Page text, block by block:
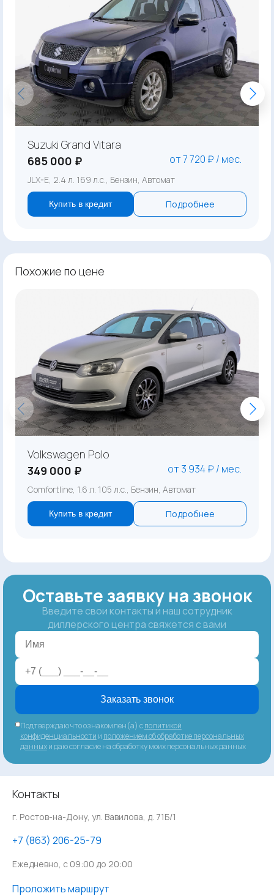
Suzuki Grand Vitara
685 000 ₽
от 7 720 ₽ / мес.
JLX-E, 2.4 л. 169 л.с., Бензин, Автомат
Купить в кредит Подробнее
Похожие по цене
Volkswagen Polo
349 000 ₽
от 3 934 ₽ / мес.
Comfortline, 1.6 л. 105 л.с., Бензин, Автомат
Купить в кредит Подробнее
Оставьте заявку на звонок
Введите свои контакты и наш сотрудник
диллерского центра свяжется с вами
Заказать звонок
Подтверждаю что ознакомлен(а) сполитикой
конфиденциальности и положением об обработке персональных
данныхи даю согласие на обработку моих персональных данных
Контакты
г. Ростов-на-Дону, ул. Вавилова, д. 71Б/1
‪+7 (863) 206-25-79
Ежедневно, с 09:00 до 20:00
Проложить маршрут